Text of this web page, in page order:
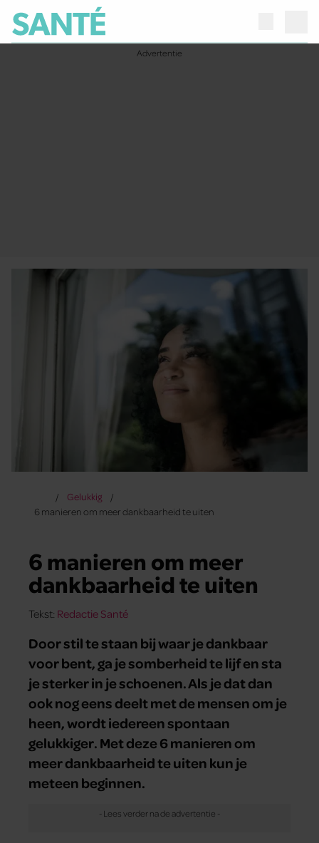
Gelukkig
6 manieren om meer dankbaarheid te uiten
6 manieren om meer
dankbaarheid te uiten
Tekst: Redactie Santé
Door stil te staan bij waar je dankbaar
voor bent, ga je somberheid te lijf en sta
je sterker in je schoenen. Als je dat dan
ook nog eens deelt met de mensen om je
heen, wordt iedereen spontaan
gelukkiger. Met deze 6 manieren om
meer dankbaarheid te uiten kun je
meteen beginnen.